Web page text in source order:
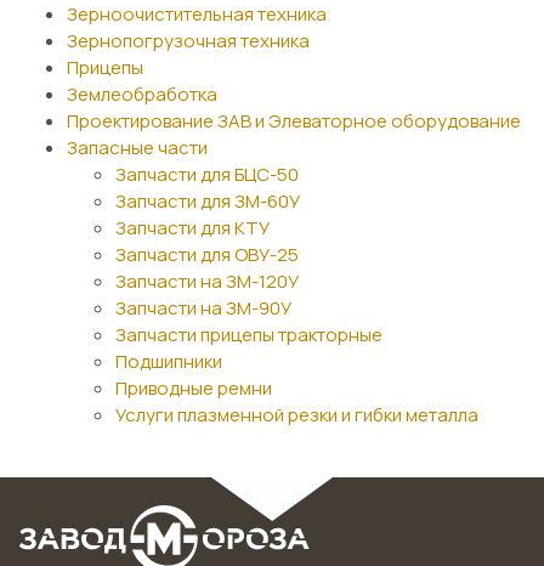
Зерноочистительная техника
Зернопогрузочная техника
Прицепы
Землеобработка
Проектирование ЗАВ и Элеваторное оборудование
Запасные части
Запчасти для БЦС-50
Запчасти для ЗМ-60У
Запчасти для КТУ
Запчасти для ОВУ-25
Запчасти на ЗМ-120У
Запчасти на ЗМ-90У
Запчасти прицепы тракторные
Подшипники
Приводные ремни
Услуги плазменной резки и гибки металла